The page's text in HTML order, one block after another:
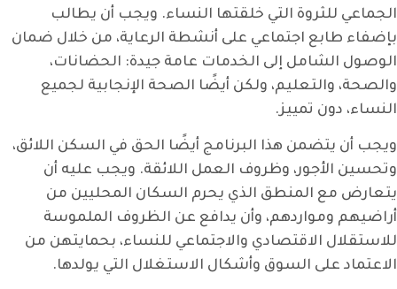
الجماعي للثروة التي خلقتها النساء. ويجب أن يطالب
بإضفاء طابع اجتماعي على أنشطة الرعاية، من خلال ضمان
الوصول الشامل إلى الخدمات عامة جيدة: الحضانات،
والصحة، والتعليم، ولكن أيضًا الصحة الإنجابية لجميع
النساء، دون تمييز.
ويجب أن يتضمن هذا البرنامج أيضًا الحق في السكن اللائق،
وتحسين الأجور، وظروف العمل اللائقة. ويجب عليه أن
يتعارض مع المنطق الذي يحرم السكان المحليين من
أراضيهم ومواردهم، وأن يدافع عن الظروف الملموسة
للاستقلال الاقتصادي والاجتماعي للنساء، بحمايتهن من
الاعتماد على السوق وأشكال الاستغلال التي يولدها.